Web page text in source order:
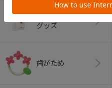
哺乳びん関連
グッズ
歯がため